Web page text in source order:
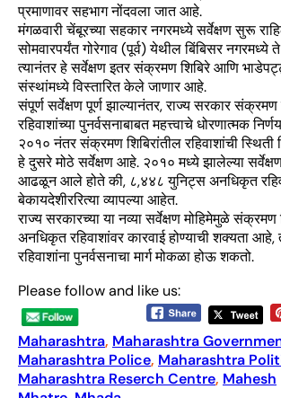
प्रमाणावर सहभाग नोंदवला जात आहे.
मंगळवारी चेंबूरच्या सहकार नगरमध्ये सर्वेक्षण सुरू
सोमवारपर्यंत गोरेगाव (पूर्व) येथील बिंबिसर
त्यानंतर हे सर्वेक्षण इतर संक्रमण शिबिरे आणि
संस्थांमध्ये विस्तारित केले जाणार आहे.
संपूर्ण सर्वेक्षण पूर्ण झाल्यानंतर, राज्य सरकार संक्रमण
रहिवाशांच्या पुनर्वसनाबाबत महत्त्वाचे धोरणात्मक
२०१० नंतर संक्रमण शिबिरांतील रहिवाशांची स्थिती
हे दुसरे मोठे सर्वेक्षण आहे. २०१० मध्ये झालेल्या
आढळून आले होते की, ८,४४८ युनिट्स अनधिकृत
बेकायदेशीररित्या व्यापल्या आहेत.
राज्य सरकारच्या या नव्या सर्वेक्षण मोहिमेमुळे संक्रमण
अनधिकृत रहिवाशांवर कारवाई होण्याची शक्यता
रहिवाशांना पुनर्वसनाचा मार्ग मोकळा होऊ शकतो.
Please follow and like us:
Maharashtra, Maharashtra
Maharashtra Police, Maharashtra
Maharashtra Reserch Centre, Mahesh